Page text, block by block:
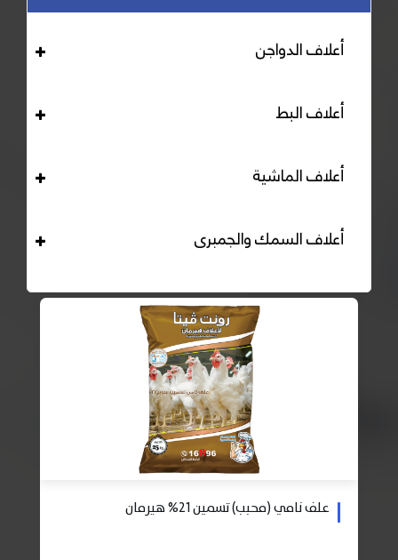
أعلاف الدواجن
أعلاف البط
أعلاف الماشية
أعلاف السمك والجمبرى
علف نامي (محبب) تسمين 21% هيرمان